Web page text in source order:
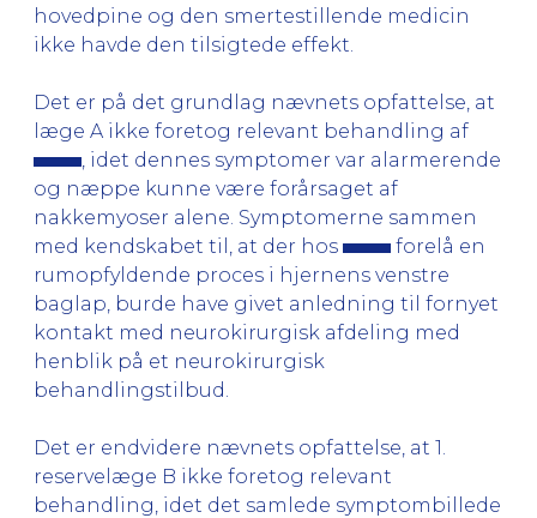
hovedpine og den smertestillende medicin
ikke havde den tilsigtede effekt.
Det er på det grundlag nævnets opfattelse, at
læge A ikke foretog relevant behandling af
, idet dennes symptomer var alarmerende
og næppe kunne være forårsaget af
nakkemyoser alene. Symptomerne sammen
med kendskabet til, at der hos
forelå en
rumopfyldende proces i hjernens venstre
baglap, burde have givet anledning til fornyet
kontakt med neurokirurgisk afdeling med
henblik på et neurokirurgisk
behandlingstilbud.
Det er endvidere nævnets opfattelse, at 1.
reservelæge B ikke foretog relevant
behandling, idet det samlede symptombillede